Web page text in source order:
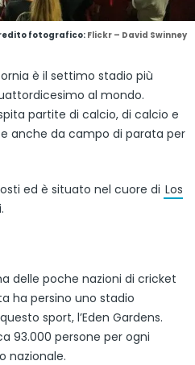
fotografico: Flickr – David Swinney
è il settimo stadio più
al mondo.
partite di calcio, di calcio e
anche da campo di parata per
ed è situato nel cuore di Los
delle poche nazioni di cricket
ha persino uno stadio
sport, l’Eden Gardens.
93.000 persone per ogni
nazionale.